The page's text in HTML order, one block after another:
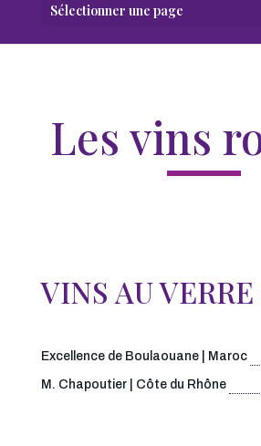
Sélectionner une page
Les vins
VINS AU
Excellence de Boulaouane | Maroc
M. Chapoutier | Côte du Rhône